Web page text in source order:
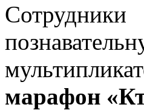
Сотрудники
марафон